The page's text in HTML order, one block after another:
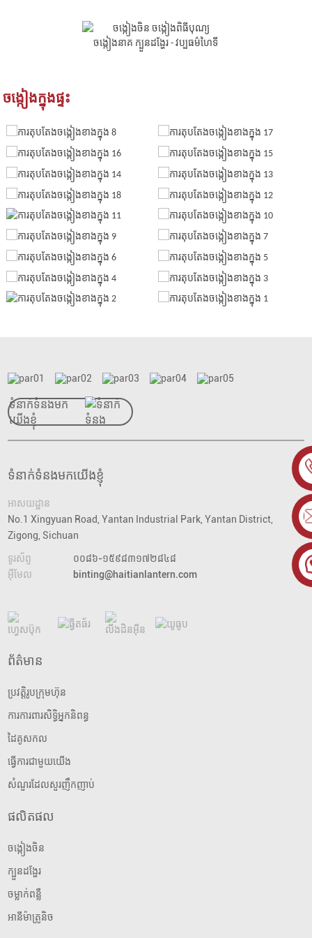
ចង្កៀងក្នុងផ្ទះ
ទំនាក់ទំនងមក
យើងខ្ញុំ
ទំនាក់ទំនងមកយើងខ្ញុំ
អាសយដ្ឋាន
No.1 Xingyuan Road, Yantan Industrial Park, Yantan District,
Zigong, Sichuan
ទូរស័ព្ទ
០០៨៦-១៥៩៨៣១៧២៨៤៨
អ៊ីមែល
binting@haitianlantern.com
ព័ត៌មាន
ប្រវត្តិរូបក្រុមហ៊ុន
ការការពារសិទ្ធិអ្នកនិពន្ធ
ដៃគូសកល
ធ្វើការជាមួយយើង
សំណួរដែលសួរញឹកញាប់
ផលិតផល
ចង្កៀងចិន
ក្បួនដង្ហែរ
ចម្លាក់ពន្លឺ
អានីម៉ាត្រូនិច